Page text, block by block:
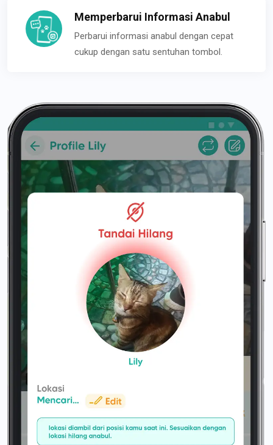
Memperbarui Informasi Anabul
Perbarui informasi anabul dengan cepat
cukup dengan satu sentuhan tombol.